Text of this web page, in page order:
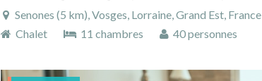
Senones (5 km), Vosges, Lorraine, Grand Est, France
Chalet
11 chambres 40 personnes